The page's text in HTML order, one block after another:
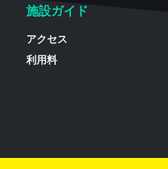
施設ガイド
アクセス
利用料